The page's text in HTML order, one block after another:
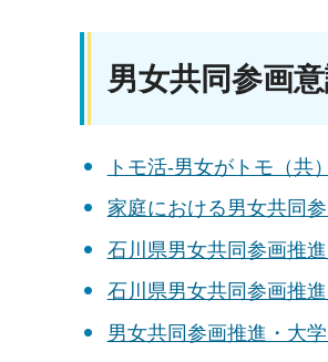
男女共同参画
トモ活-男女がトモ（共
家庭における男女共同
石川県男女共同参画推
石川県男女共同参画推
男女共同参画推進・大